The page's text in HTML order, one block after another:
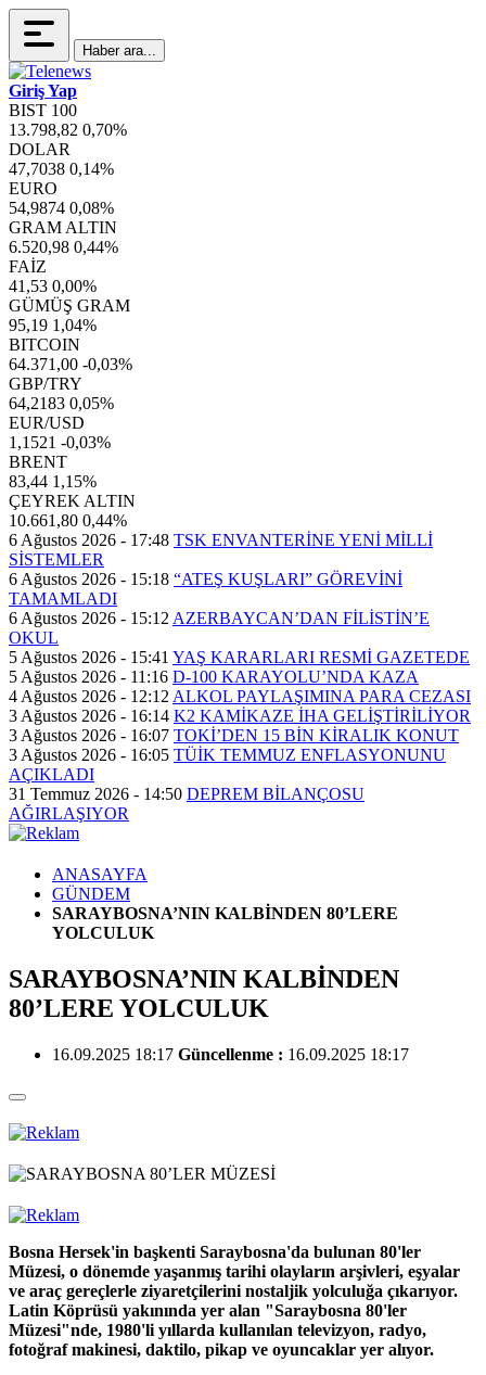
Haber ara...
Giriş Yap
BIST 100
13.798,82 0,70%
DOLAR
47,7038 0,14%
EURO
54,9874 0,08%
GRAM ALTIN
6.520,98 0,44%
FAİZ
41,53 0,00%
GÜMÜŞ GRAM
95,19 1,04%
BITCOIN
64.371,00 -0,03%
GBP/TRY
64,2183 0,05%
EUR/USD
1,1521 -0,03%
BRENT
83,44 1,15%
ÇEYREK ALTIN
10.661,80 0,44%
6 Ağustos 2026 - 17:48 TSK ENVANTERİNE YENİ MİLLİ
SİSTEMLER
6 Ağustos 2026 - 15:18 “ATEŞ KUŞLARI” GÖREVİNİ
TAMAMLADI
6 Ağustos 2026 - 15:12 AZERBAYCAN’DAN FİLİSTİN’E
OKUL
5 Ağustos 2026 - 15:41 YAŞ KARARLARI RESMİ GAZETEDE
5 Ağustos 2026 - 11:16 D-100 KARAYOLU’NDA KAZA
4 Ağustos 2026 - 12:12 ALKOL PAYLAŞIMINA PARA CEZASI
3 Ağustos 2026 - 16:14 K2 KAMİKAZE İHA GELİŞTİRİLİYOR
3 Ağustos 2026 - 16:07 TOKİ’DEN 15 BİN KİRALIK KONUT
3 Ağustos 2026 - 16:05 TÜİK TEMMUZ ENFLASYONUNU
AÇIKLADI
31 Temmuz 2026 - 14:50 DEPREM BİLANÇOSU
AĞIRLAŞIYOR
ANASAYFA
GÜNDEM
SARAYBOSNA’NIN KALBİNDEN 80’LERE
YOLCULUK
SARAYBOSNA’NIN KALBİNDEN
80’LERE YOLCULUK
16.09.2025 18:17 Güncellenme : 16.09.2025 18:17
Bosna Hersek'in başkenti Saraybosna'da bulunan 80'ler
Müzesi, o dönemde yaşanmış tarihi olayların arşivleri, eşyalar
ve araç gereçlerle ziyaretçilerini nostaljik yolculuğa çıkarıyor.
Latin Köprüsü yakınında yer alan "Saraybosna 80'ler
Müzesi"nde, 1980'li yıllarda kullanılan televizyon, radyo,
fotoğraf makinesi, daktilo, pikap ve oyuncaklar yer alıyor.